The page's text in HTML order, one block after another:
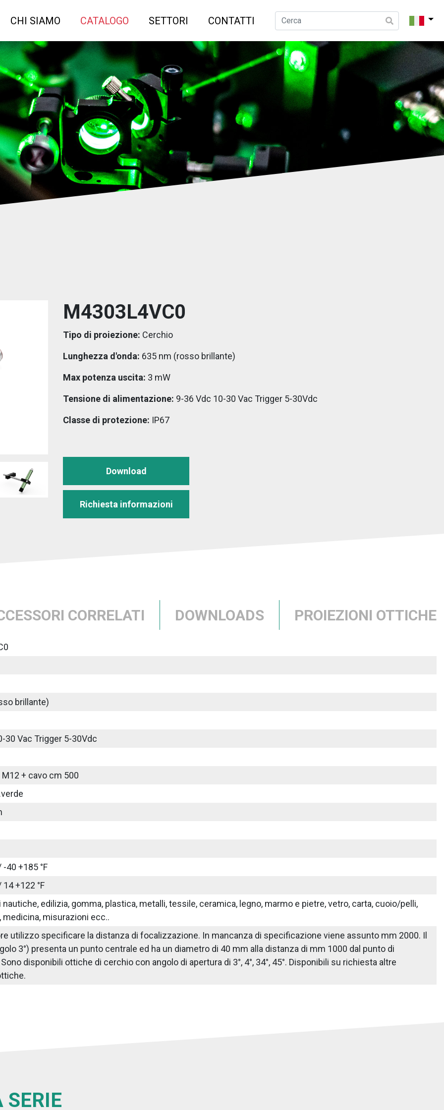
CHI SIAMO CATALOGO SETTORI CONTATTI
M4303L4VC0
Tipo di proiezione: Cerchio
Lunghezza d'onda: 635 nm (rosso brillante)
Max potenza uscita: 3 mW
Tensione di alimentazione: 9-36 Vdc 10-30 Vac Trigger 5-30Vdc
Classe di protezione: IP67
Download
Richiesta informazioni
CORRELATI DOWNLOADS PROIEZIONI OTTICHE
brillante)
30 Vac Trigger 5-30Vdc
+ cavo cm 500
-40 +185 °F
14 +122 °F
edilizia, gomma, plastica, metalli, tessile, ceramica, legno, marmo e pietre, vetro, carta, cuoio/pelli,
medicina, misurazioni ecc..
utilizzo specificare la distanza di focalizzazione. In mancanza di specificazione viene assunto mm 2000. Il
3°) presenta un punto centrale ed ha un diametro di 40 mm alla distanza di mm 1000 dal punto di
disponibili ottiche di cerchio con angolo di apertura di 3°, 4°, 34°, 45°. Disponibili su richiesta altre
SERIE